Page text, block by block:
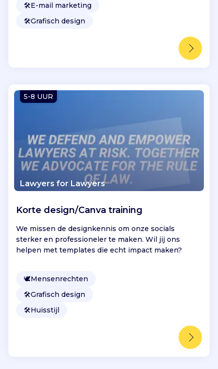
🛠️E-mail marketing
🛠️Grafisch design
5-8 UUR
Lawyers for Lawyers
Korte design/Canva training
We missen de designkennis om onze socials
sterker en professioneler te maken. Wil jij ons
helpen met templates die echt impact maken?
🕊Mensenrechten
🛠️Grafisch design
🛠️Huisstijl